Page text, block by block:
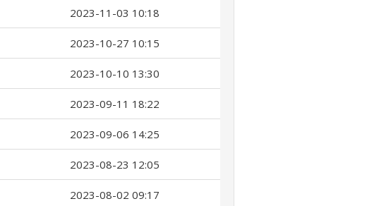
2023-11-03 10:18
2023-10-27 10:15
2023-10-10 13:30
2023-09-11 18:22
2023-09-06 14:25
2023-08-23 12:05
2023-08-02 09:17